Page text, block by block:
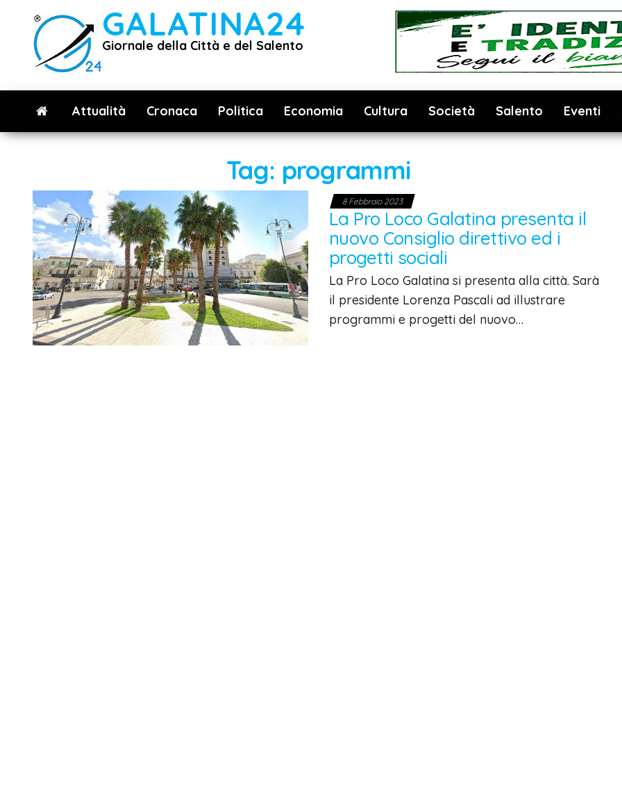
contenuto
GALATINA24
Giornale della Città e del Salento
Attualità Cronaca Politica Economia Cultura Società Salento Eventi
Tag: programmi
8 Febbraio 2023
La Pro Loco Galatina presenta il
nuovo Consiglio direttivo ed i
progetti sociali
La Pro Loco Galatina si presenta alla città. Sarà
il presidente Lorenza Pascali ad illustrare
programmi e progetti del nuovo…